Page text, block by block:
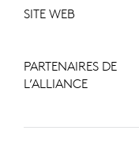
SITE WEB
PARTENAIRES DE
L’ALLIANCE